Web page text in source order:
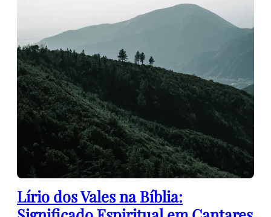
Lírio dos Vales na Bíblia: